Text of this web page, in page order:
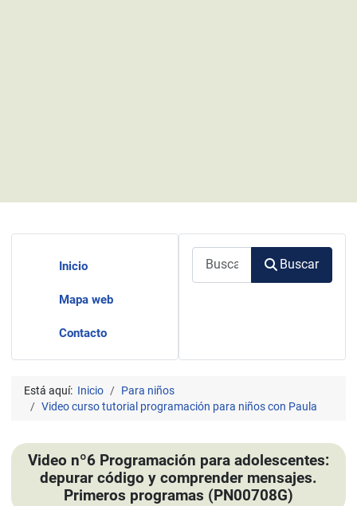
Inicio
Mapa web
Contacto
Buscar
Está aquí: Inicio
Para niños
Video curso tutorial programación para niños con Paula
Video nº6 Programación para adolescentes:
depurar código y comprender mensajes.
Primeros programas (PN00708G)